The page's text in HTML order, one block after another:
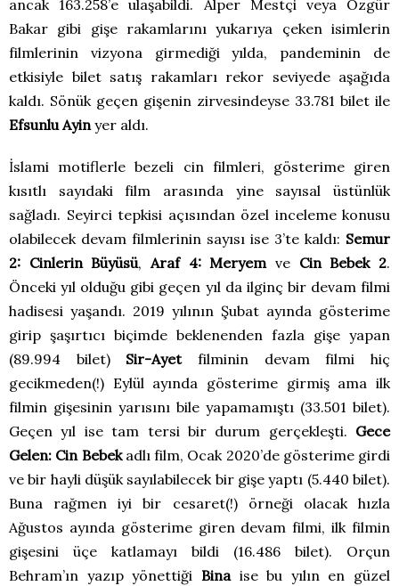
ancak 163.258’e ulaşabildi. Alper Mestçi veya Özgür
Bakar gibi gişe rakamlarını yukarıya çeken isimlerin
filmlerinin vizyona girmediği yılda, pandeminin de
etkisiyle bilet satış rakamları rekor seviyede aşağıda
kaldı. Sönük geçen gişenin zirvesindeyse 33.781 bilet ile
Efsunlu Ayin yer aldı.
İslami motiflerle bezeli cin filmleri, gösterime giren
kısıtlı sayıdaki film arasında yine sayısal üstünlük
sağladı. Seyirci tepkisi açısından özel inceleme konusu
olabilecek devam filmlerinin sayısı ise 3’te kaldı: Semur
2: Cinlerin Büyüsü,Araf 4: Meryem ve Cin Bebek 2.
Önceki yıl olduğu gibi geçen yıl da ilginç bir devam filmi
hadisesi yaşandı. 2019 yılının Şubat ayında gösterime
girip şaşırtıcı biçimde beklenenden fazla gişe yapan
(89.994 bilet) Sir-Ayetfilminin devam filmi hiç
gecikmeden(!) Eylül ayında gösterime girmiş ama ilk
filmin gişesinin yarısını bile yapamamıştı (33.501 bilet).
Geçen yıl ise tam tersi bir durum gerçekleşti. Gece
Gelen: Cin Bebekadlı film, Ocak 2020’de gösterime girdi
ve bir hayli düşük sayılabilecek bir gişe yaptı (5.440 bilet).
Buna rağmen iyi bir cesaret(!) örneği olacak hızla
Ağustos ayında gösterime giren devam filmi, ilk filmin
gişesini üçe katlamayı bildi (16.486 bilet). Orçun
Behram’ın yazıp yönettiği Binaise bu yılın en güzel